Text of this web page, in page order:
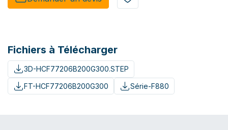
Fichiers à Télécharger
3D-HCF77206B200G300.STEP
FT-HCF77206B200G300
Série-F880